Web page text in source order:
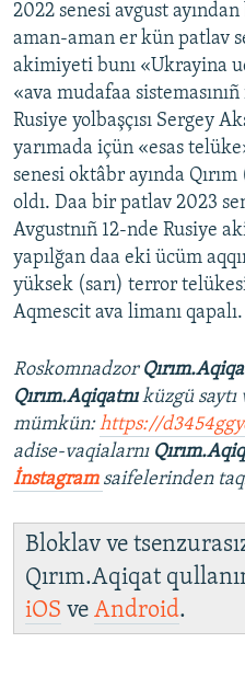
2022 senesi avgust
aman-aman er kün patlav
akimiyeti bunı «Ukrayina
«ava mudafaa
Rusiye yolbaşçısı Sergey
yarımada içün «esas
senesi oktâbr ayında
oldı. Daa bir patlav 2023
Avgustnıñ 12-nde Rusiye
yapılğan daa eki ücüm
yüksek (sarı) terror
Aqmescit ava limanı qapalı.
Roskomnadzor
Qırım.Aqiqatnıküzgü saytı
mümkün:https://
adise-vaqialarnı
İnstagram saifelerinden
Bloklav ve
Qırım.Aqiqat
iOS ve Android.